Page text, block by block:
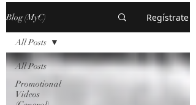
Blog (MyC) Regístrate
All Posts
Promotional
Videos
All Posts